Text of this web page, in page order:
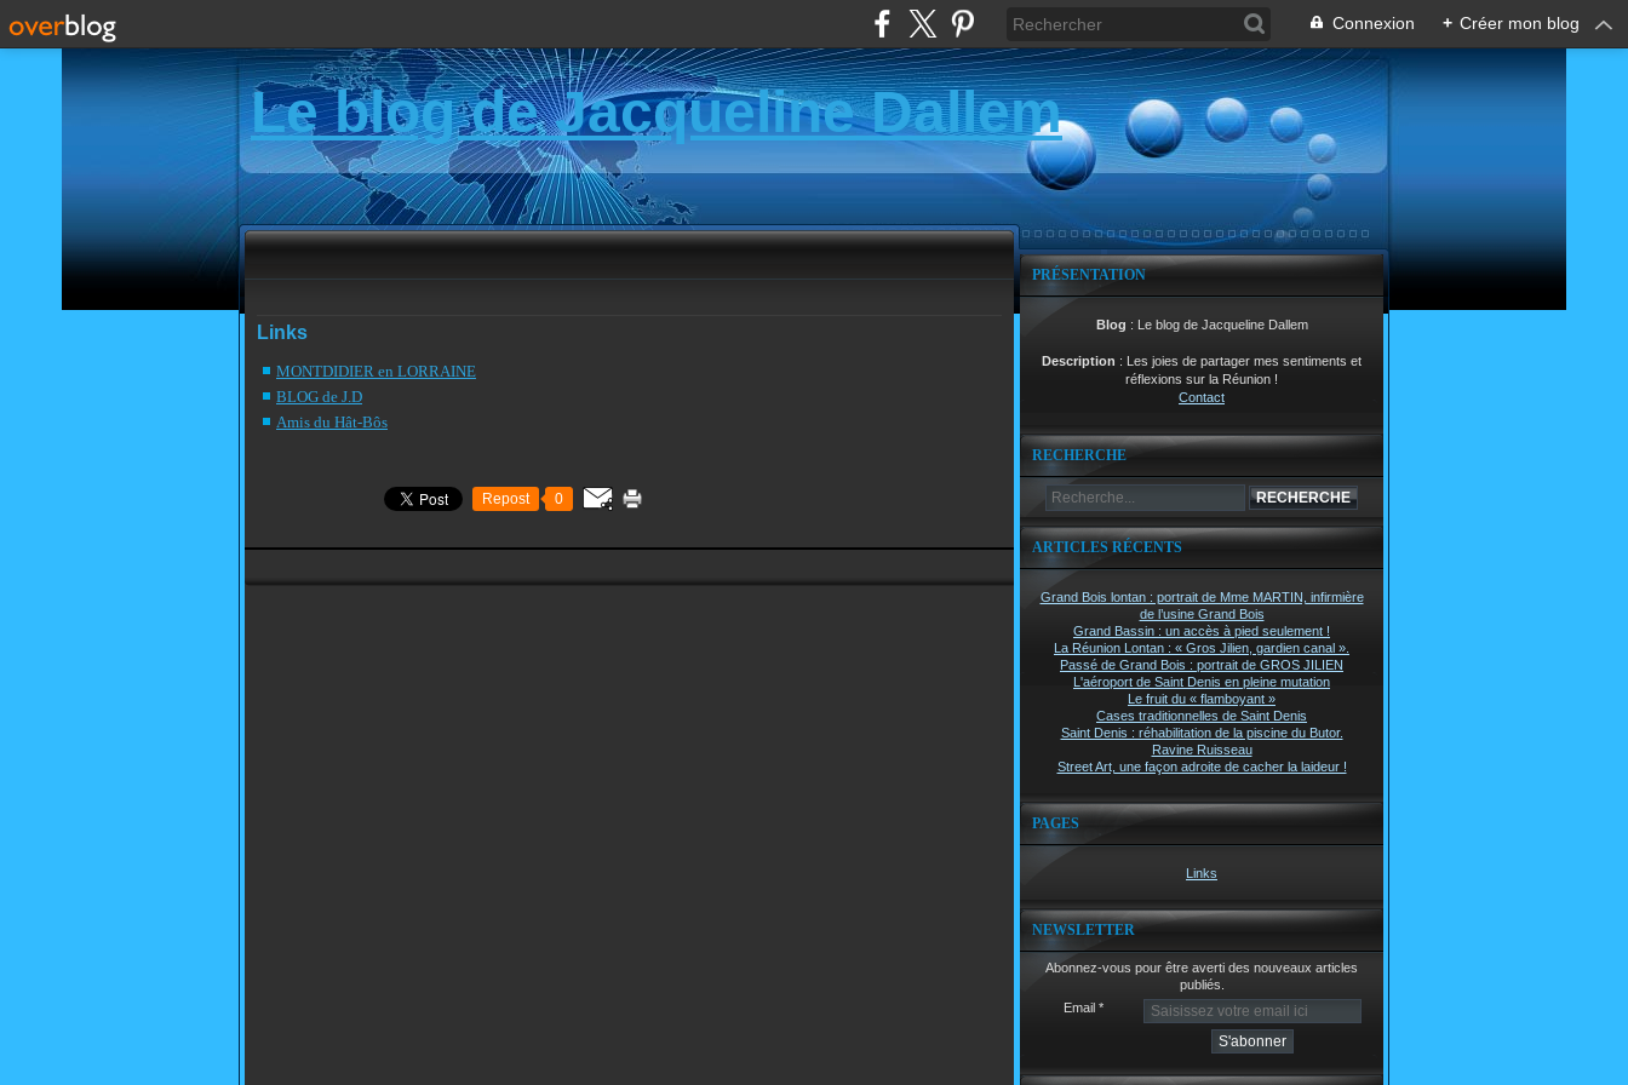
Connexion + Créer mon blog
Le blog de Jacqueline Dallem
Links
MONTDIDIER en LORRAINE
BLOG de J.D
Amis du Hât-Bôs
Repost 0
PRÉSENTATION
Blog : Le blog de Jacqueline Dallem
Description : Les joies de partager mes sentiments et
réflexions sur la Réunion !
Contact
RECHERCHE
ARTICLES RÉCENTS
Grand Bois lontan : portrait de Mme MARTIN, infirmière
de l’usine Grand Bois
Grand Bassin : un accès à pied seulement !
La Réunion Lontan : « Gros Jilien, gardien canal ».
Passé de Grand Bois : portrait de GROS JILIEN
L'aéroport de Saint Denis en pleine mutation
Le fruit du « flamboyant »
Cases traditionnelles de Saint Denis
Saint Denis : réhabilitation de la piscine du Butor.
Ravine Ruisseau
Street Art, une façon adroite de cacher la laideur !
PAGES
Links
NEWSLETTER
Abonnez-vous pour être averti des nouveaux articles
publiés.
Email